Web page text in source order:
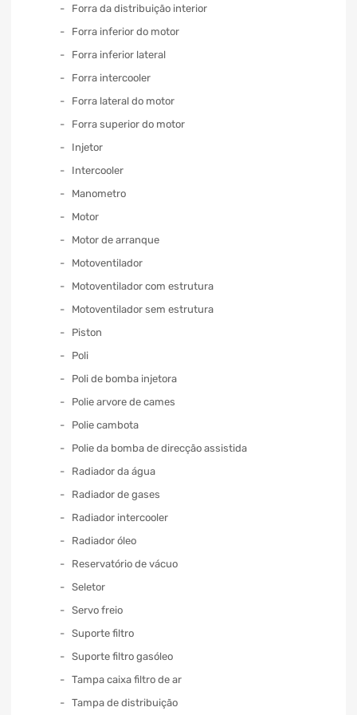
Forra da distribuição interior
Forra inferior do motor
Forra inferior lateral
Forra intercooler
Forra lateral do motor
Forra superior do motor
Injetor
Intercooler
Manometro
Motor
Motor de arranque
Motoventilador
Motoventilador com estrutura
Motoventilador sem estrutura
Piston
Poli
Poli de bomba injetora
Polie arvore de cames
Polie cambota
Polie da bomba de direcção assistida
Radiador da água
Radiador de gases
Radiador intercooler
Radiador óleo
Reservatório de vácuo
Seletor
Servo freio
Suporte filtro
Suporte filtro gasóleo
Tampa caixa filtro de ar
Tampa de distribuição